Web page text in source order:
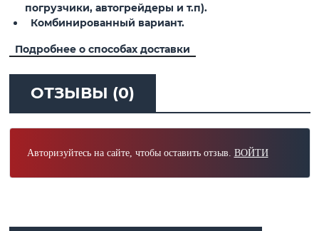
погрузчики, автогрейдеры и т.п).
Комбинированный вариант.
Подробнее о способах доставки
ОТЗЫВЫ (0)
Авторизуйтесь на сайте, чтобы оставить отзыв. ВОЙТИ